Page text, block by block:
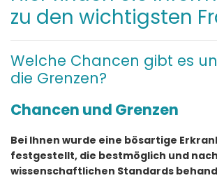
zu den wichtigsten
Welche Chancen gibt es
die Grenzen?
Chancen und Grenzen
Bei Ihnen wurde eine bösartige
festgestellt, die bestmöglich und
wissenschaftlichen Standards